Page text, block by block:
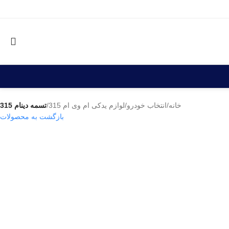
خانه/انتخاب خودرو/لوازم یدکی ام وی ام 315 /تسمه دینام 315
بازگشت به محصولات